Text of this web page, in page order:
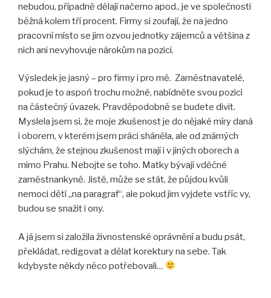
nebudou, případně dělají načerno apod., je ve společnosti
běžná kolem tří procent. Firmy si zoufají, že na jedno
pracovní místo se jim ozvou jednotky zájemců a většina z
nich ani nevyhovuje nárokům na pozici.
Výsledek je jasný – pro firmy i pro mě. Zaměstnavatelé,
pokud je to aspoň trochu možné, nabídněte svou pozici
na částečný úvazek. Pravděpodobně se budete divit.
Myslela jsem si, že moje zkušenost je do nějaké míry daná
i oborem, v kterém jsem práci sháněla, ale od známých
slýchám, že stejnou zkušenost mají i v jiných oborech a
mimo Prahu. Nebojte se toho. Matky bývají vděčné
zaměstnankyně. Jistě, může se stát, že půjdou kvůli
nemoci dětí „na paragraf“, ale pokud jim vyjdete vstříc vy,
budou se snažit i ony.
A já jsem si založila živnostenské oprávnění a budu psát,
překládat, redigovat a dělat korektury na sebe. Tak
kdybyste někdy něco potřebovali…